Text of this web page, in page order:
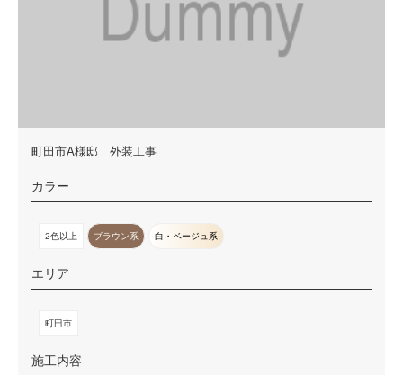
町田市A様邸 外装工事
カラー
2色以上 ブラウン系 白・ベージュ系
エリア
町田市
施工内容